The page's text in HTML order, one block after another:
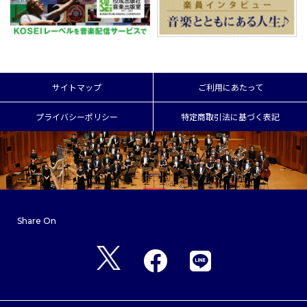
サイトマップ ご利用にあたって
プライバシーポリシー 特定商取引法に基づく表記
Share On